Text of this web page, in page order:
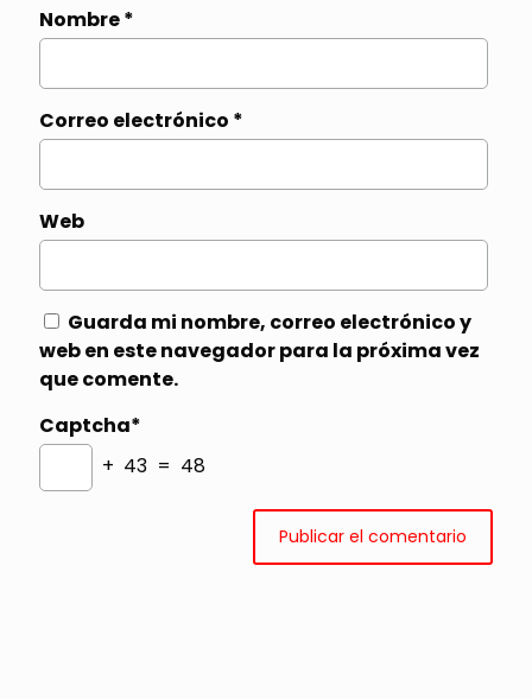
Nombre*
Correo electrónico *
Web
Guarda mi nombre, correo electrónico y
web en este navegador para la próxima vez
que comente.
Captcha*
+ 43 = 48